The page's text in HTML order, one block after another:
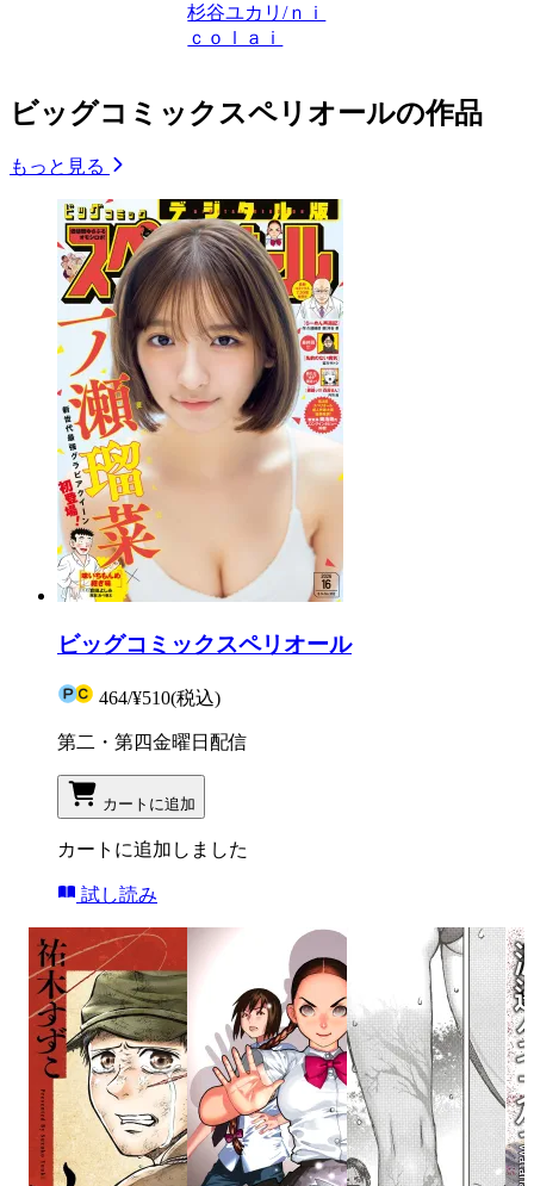
杉谷ユカリ/ｎｉ
ｃｏｌａｉ
ビッグコミックスペリオールの作品
もっと見る
ビッグコミックスペリオール
464/¥510(税込)
第二・第四金曜日配信
カートに追加
カートに追加しました
試し読み